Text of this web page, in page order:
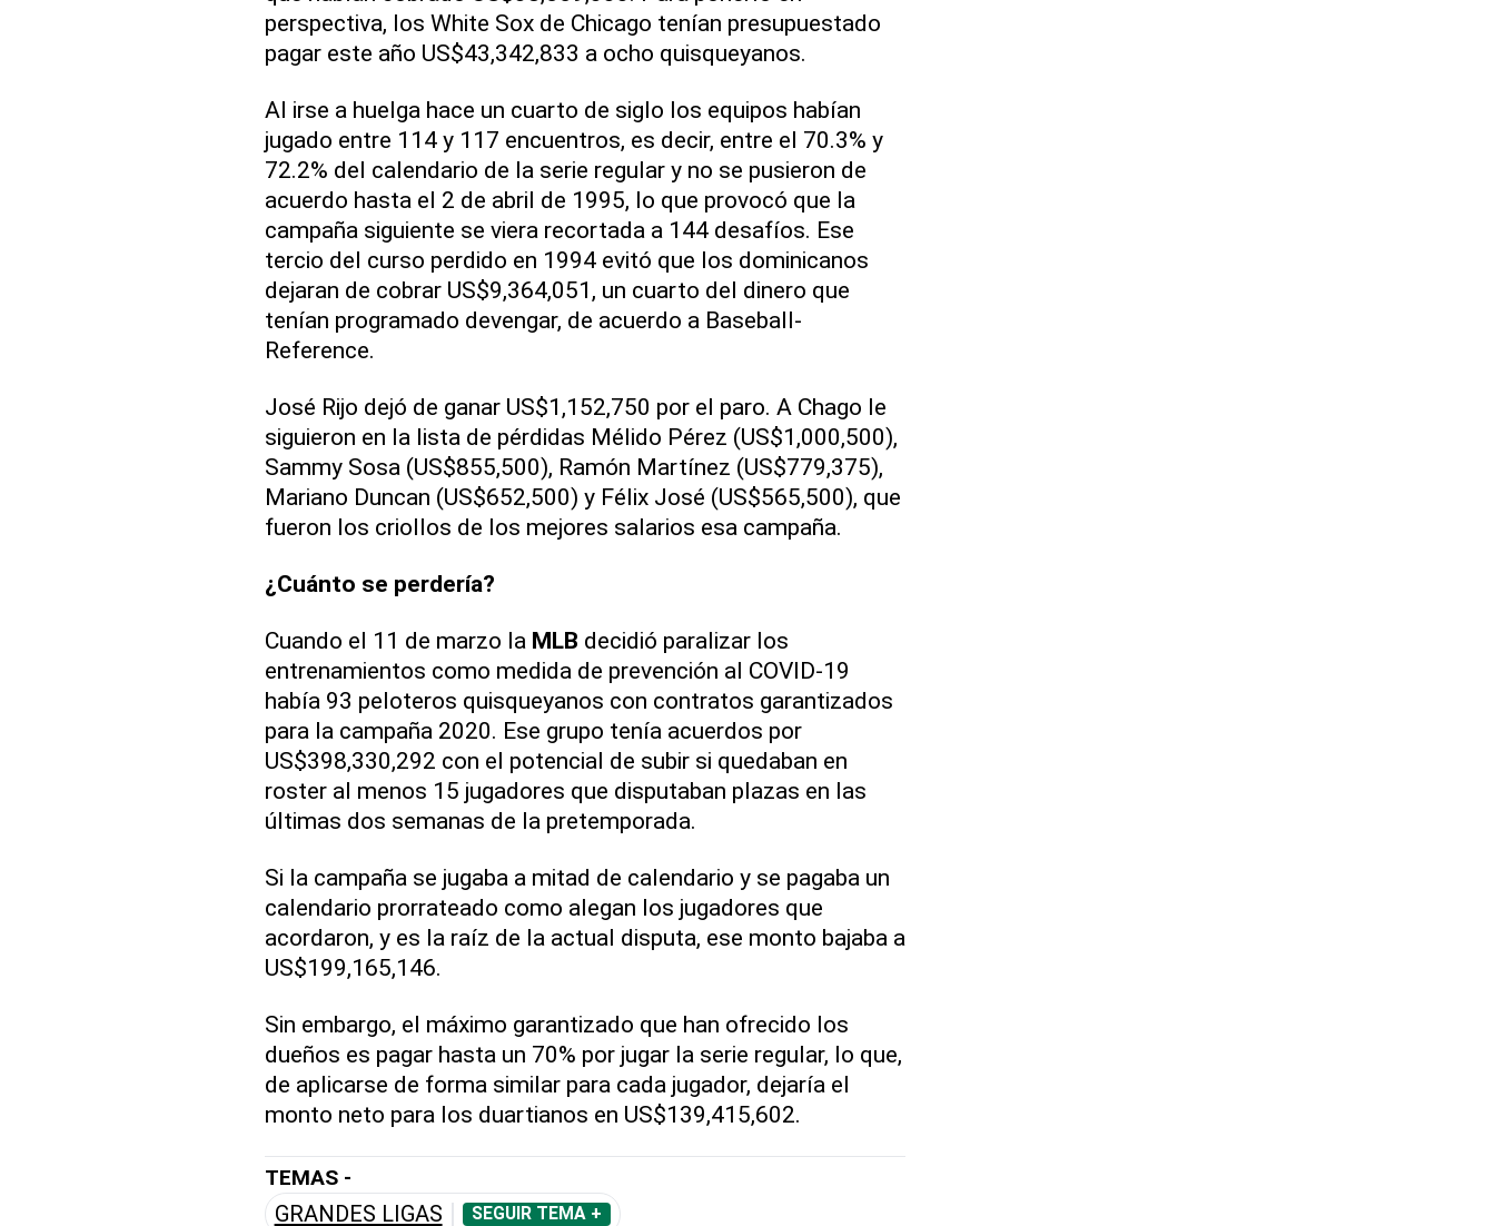
perspectiva, los White Sox de Chicago tenían presupuestado
pagar este año US$43,342,833 a ocho quisqueyanos.
Al irse a huelga hace un cuarto de siglo los equipos habían
jugado entre 114 y 117 encuentros, es decir, entre el 70.3% y
72.2% del calendario de la serie regular y no se pusieron de
acuerdo hasta el 2 de abril de 1995, lo que provocó que la
campaña siguiente se viera recortada a 144 desafíos. Ese
tercio del curso perdido en 1994 evitó que los dominicanos
dejaran de cobrar US$9,364,051, un cuarto del dinero que
tenían programado devengar, de acuerdo a Baseball-
Reference.
José Rijo dejó de ganar US$1,152,750 por el paro. A Chago le
siguieron en la lista de pérdidas Mélido Pérez (US$1,000,500),
Sammy Sosa (US$855,500), Ramón Martínez (US$779,375),
Mariano Duncan (US$652,500) y Félix José (US$565,500), que
fueron los criollos de los mejores salarios esa campaña.
¿Cuánto se perdería?
Cuando el 11 de marzo la MLB decidió paralizar los
entrenamientos como medida de prevención al COVID-19
había 93 peloteros quisqueyanos con contratos garantizados
para la campaña 2020. Ese grupo tenía acuerdos por
US$398,330,292 con el potencial de subir si quedaban en
roster al menos 15 jugadores que disputaban plazas en las
últimas dos semanas de la pretemporada.
Si la campaña se jugaba a mitad de calendario y se pagaba un
calendario prorrateado como alegan los jugadores que
acordaron, y es la raíz de la actual disputa, ese monto bajaba a
US$199,165,146.
Sin embargo, el máximo garantizado que han ofrecido los
dueños es pagar hasta un 70% por jugar la serie regular, lo que,
de aplicarse de forma similar para cada jugador, dejaría el
monto neto para los duartianos en US$139,415,602.
TEMAS -
GRANDES LIGAS SEGUIR TEMA +